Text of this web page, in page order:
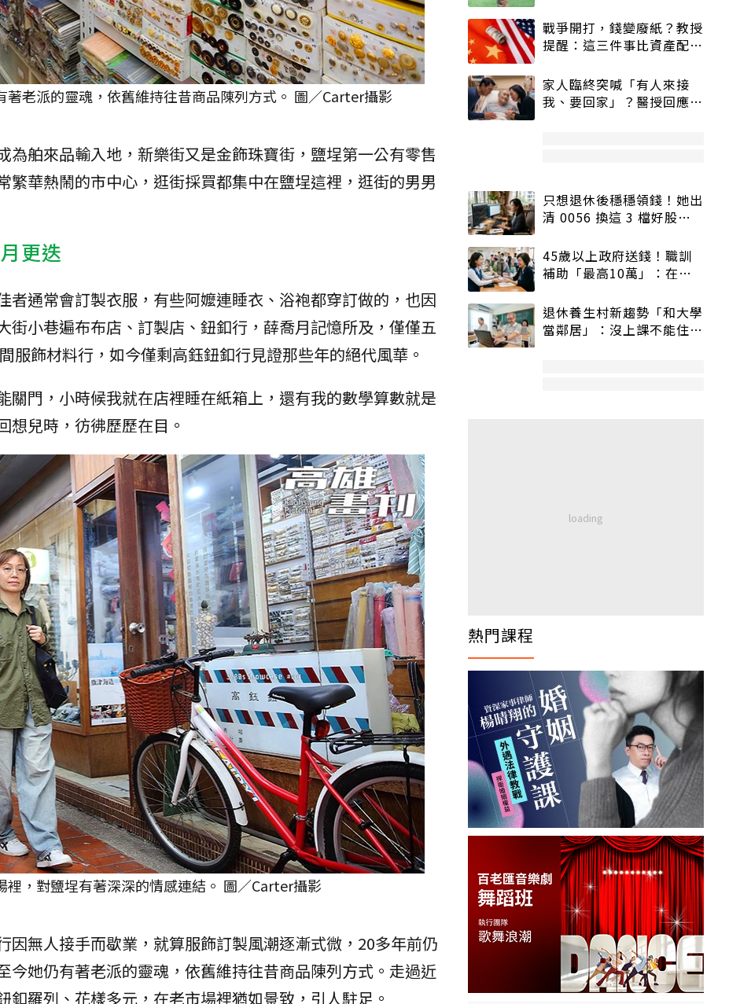
著老派的靈魂，依舊維持往昔商品陳列方式。 圖／Carter攝影
為舶來品輸入地，新樂街又是金飾珠寶街，鹽埕第一公有零售
繁華熱鬧的市中心，逛街採買都集中在鹽埕這裡，逛街的男男
更迭
者通常會訂製衣服，有些阿嬤連睡衣、浴袍都穿訂做的，也因
街小巷遍布布店、訂製店、鈕釦行，薛喬月記憶所及，僅僅五
服飾材料行，如今僅剩高鈺鈕釦行見證那些年的絕代風華。
關門，小時候我就在店裡睡在紙箱上，還有我的數學算數就是
想兒時，彷彿歷歷在目。
裡，對鹽埕有著深深的情感連結。 圖／Carter攝影
因無人接手而歇業，就算服飾訂製風潮逐漸式微，20多年前仍
今她仍有著老派的靈魂，依舊維持往昔商品陳列方式。走過近
釦羅列、花樣多元，在老市場裡猶如景致，引人駐足。
戰爭開打，錢變廢紙？教授
提醒：這三件事比資產配置
家人臨終突喊「有人來接
我、要回家」？醫授回應方
只想退休後穩穩領錢！她出
清 0056 換這 3 檔好股：
45歲以上政府送錢！職訓
補助「最高10萬」：在
退休養生村新趨勢「和大學
當鄰居」：沒上課不能住、
熱門課程